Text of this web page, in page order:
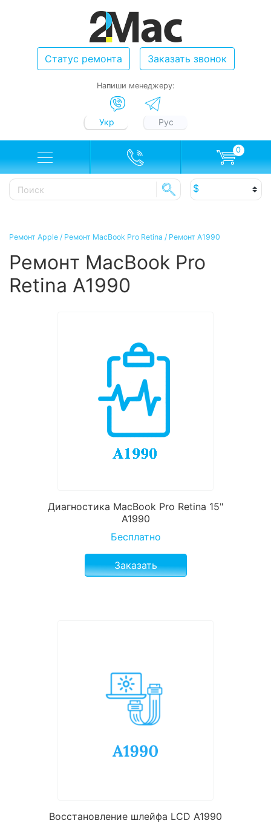
Статус ремонта Заказать звонок
Напиши менеджеру:
Укр Рус
0
Ремонт Apple / Ремонт MacBook Pro Retina / Ремонт A1990
Ремонт MacBook Pro
Retina A1990
Диагностика MacBook Pro Retina 15"
A1990
Бесплатно
Заказать
Восстановление шлейфа LCD А1990